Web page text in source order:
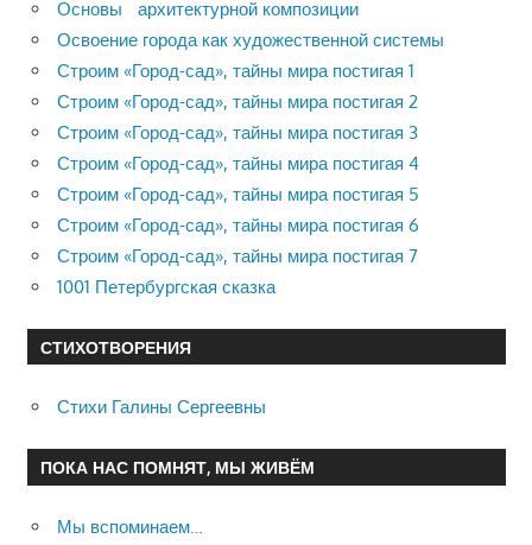
Основы архитектурной композиции
Освоение города как художественной системы
Строим «Город-сад», тайны мира постигая 1
Строим «Город-сад», тайны мира постигая 2
Строим «Город-сад», тайны мира постигая 3
Строим «Город-сад», тайны мира постигая 4
Строим «Город-сад», тайны мира постигая 5
Строим «Город-сад», тайны мира постигая 6
Строим «Город-сад», тайны мира постигая 7
1001 Петербургская сказка
СТИХОТВОРЕНИЯ
Стихи Галины Сергеевны
ПОКА НАС ПОМНЯТ, МЫ ЖИВЁМ
Мы вспоминаем…